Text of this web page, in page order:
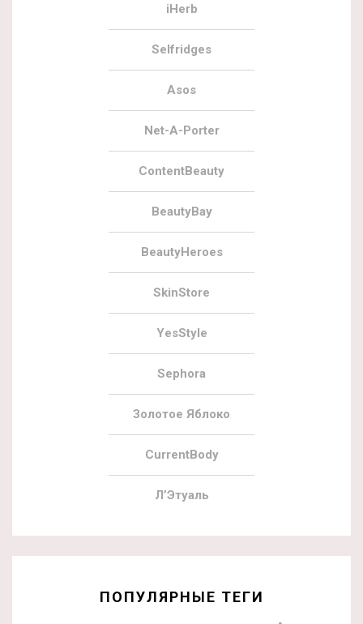
iHerb
Selfridges
Asos
Net-A-Porter
ContentBeauty
BeautyBay
BeautyHeroes
SkinStore
YesStyle
Sephora
Золотое Яблоко
CurrentBody
Л’Этуаль
ПОПУЛЯРНЫЕ ТЕГИ